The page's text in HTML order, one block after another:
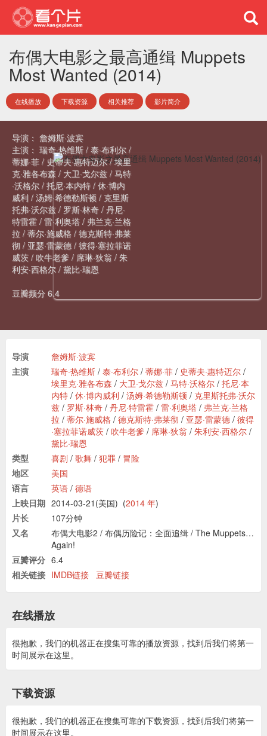
布偶大电影之最高通缉 Muppets
Most Wanted (2014)
在线播放 下载资源 相关推荐 影片简介
导演： 詹姆斯·波宾
主演： 瑞奇·热维斯 /泰·布利尔 /
蒂娜·菲 / 史蒂夫·惠特迈尔/埃里
克·雅各布森 / 大卫·戈尔兹 /马特
·沃格尔 /托尼·本内特 /休·博内
威利 /汤姆·希德勒斯顿 / 克里斯
托弗·沃尔兹 / 罗斯·林奇 /丹尼·
特雷霍 /雷·利奥塔 / 弗兰克·兰格
拉 /蒂尔·施威格 /德克斯特·弗莱
彻 / 亚瑟·雷蒙德 /彼得·塞拉菲诺
威茨 / 吹牛老爹 / 席琳·狄翁 /朱
利安·西格尔 /黛比·瑞恩
豆瓣频分 6.4
导演
詹姆斯·波宾
主演
瑞奇·热维斯 / 泰·布利尔 / 蒂娜·菲 / 史蒂夫·惠特迈尔 /
埃里克·雅各布森 / 大卫·戈尔兹 / 马特·沃格尔 / 托尼·本
内特 / 休·博内威利 / 汤姆·希德勒斯顿 / 克里斯托弗·沃尔
兹 / 罗斯·林奇 / 丹尼·特雷霍 / 雷·利奥塔 / 弗兰克·兰格
拉 / 蒂尔·施威格 / 德克斯特·弗莱彻 / 亚瑟·雷蒙德 / 彼得
·塞拉菲诺威茨 / 吹牛老爹 / 席琳·狄翁 / 朱利安·西格尔 /
黛比·瑞恩
类型
喜剧 / 歌舞 / 犯罪 / 冒险
地区
美国
语言
英语 / 德语
上映日期 2014-03-21(美国) (2014 年)
片长
107分钟
又名
布偶大电影2 / 布偶历险记：全面追缉 / The Muppets…
Again!
豆瓣评分 6.4
相关链接 IMDB链接 豆瓣链接
在线播放
很抱歉，我们的机器正在搜集可靠的播放资源，找到后我们将第一
时间展示在这里。
下载资源
很抱歉，我们的机器正在搜集可靠的下载资源，找到后我们将第一
时间展示在这里。